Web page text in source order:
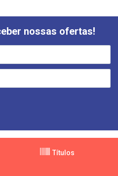
nossas ofertas!
Títulos